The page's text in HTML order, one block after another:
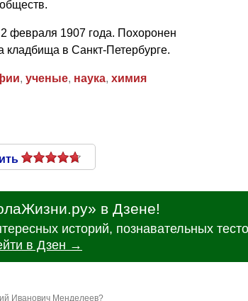
февраля 1907 года. Похоронен
кладбища в Санкт-Петербурге.
, ученые, наука, химия
в Дзене!
историй, познавательных
в Дзен →
Иванович Менделеев?